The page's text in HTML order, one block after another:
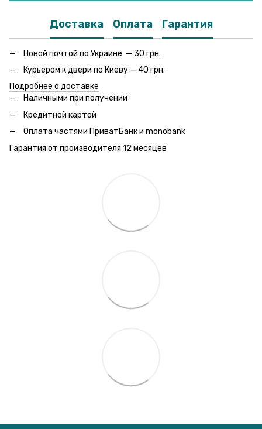
Доставка Оплата Гарантия
Новой почтой по Украине — 30 грн.
Курьером к двери по Киеву — 40 грн.
Подробнее о доставке
Наличными при получении
Кредитной картой
Оплата частями ПриватБанк и monobank
Гарантия от производителя 12 месяцев